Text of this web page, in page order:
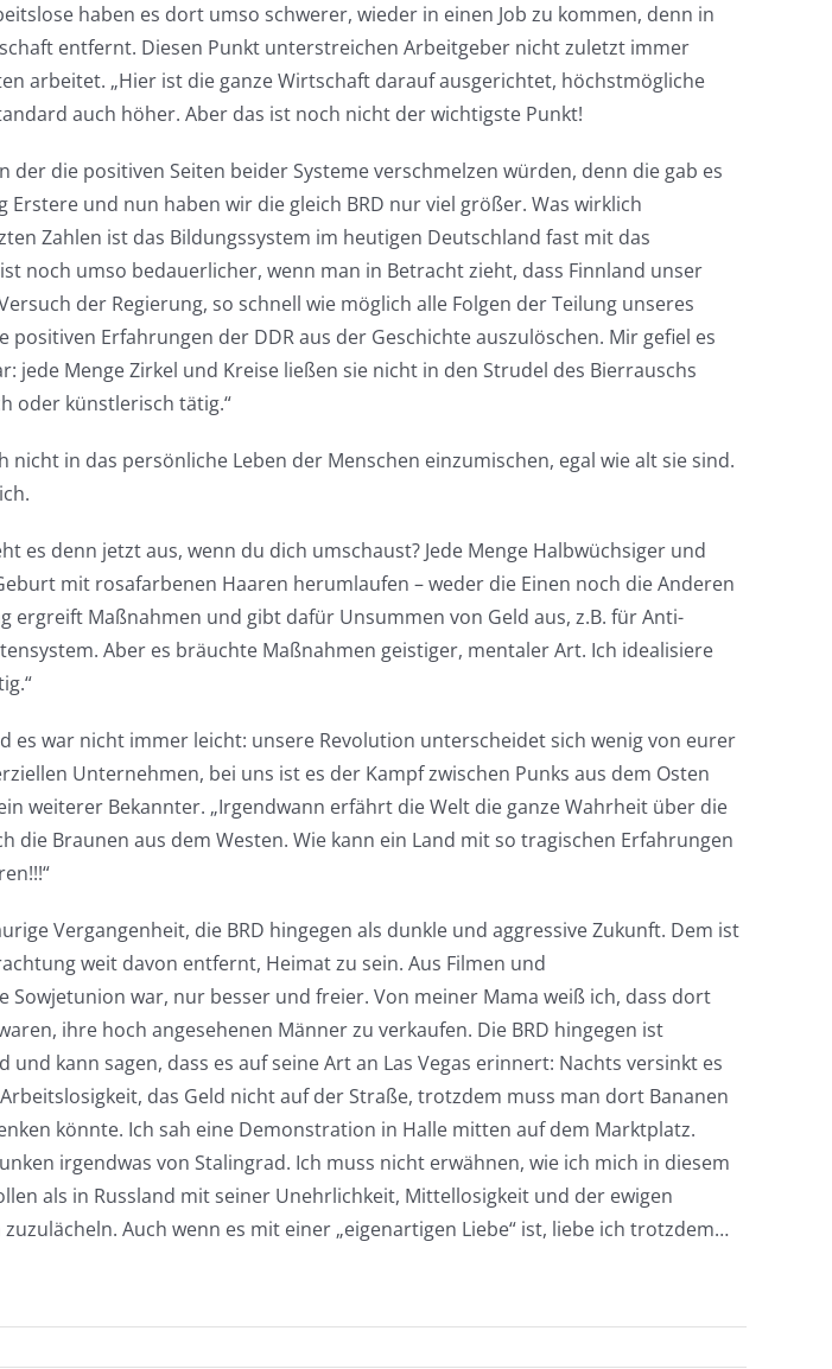
haben es dort umso schwerer, wieder in einen Job zu kommen, denn in
entfernt. Diesen Punkt unterstreichen Arbeitgeber nicht zuletzt immer
arbeitet. „Hier ist die ganze Wirtschaft darauf ausgerichtet, höchstmögliche
auch höher. Aber das ist noch nicht der wichtigste Punkt!
die positiven Seiten beider Systeme verschmelzen würden, denn die gab es
und nun haben wir die gleich BRD nur viel größer. Was wirklich
Zahlen ist das Bildungssystem im heutigen Deutschland fast mit das
noch umso bedauerlicher, wenn man in Betracht zieht, dass Finnland unser
der Regierung, so schnell wie möglich alle Folgen der Teilung unseres
Erfahrungen der DDR aus der Geschichte auszulöschen. Mir gefiel es
Menge Zirkel und Kreise ließen sie nicht in den Strudel des Bierrauschs
oder künstlerisch tätig.“
in das persönliche Leben der Menschen einzumischen, egal wie alt sie sind.
es denn jetzt aus, wenn du dich umschaust? Jede Menge Halbwüchsiger und
mit rosafarbenen Haaren herumlaufen – weder die Einen noch die Anderen
ergreift Maßnahmen und gibt dafür Unsummen von Geld aus, z.B. für Anti-
Aber es bräuchte Maßnahmen geistiger, mentaler Art. Ich idealisiere
war nicht immer leicht: unsere Revolution unterscheidet sich wenig von eurer
Unternehmen, bei uns ist es der Kampf zwischen Punks aus dem Osten
weiterer Bekannter. „Irgendwann erfährt die Welt die ganze Wahrheit über die
Braunen aus dem Westen. Wie kann ein Land mit so tragischen Erfahrungen
Vergangenheit, die BRD hingegen als dunkle und aggressive Zukunft. Dem ist
weit davon entfernt, Heimat zu sein. Aus Filmen und
war, nur besser und freier. Von meiner Mama weiß ich, dass dort
ihre hoch angesehenen Männer zu verkaufen. Die BRD hingegen ist
kann sagen, dass es auf seine Art an Las Vegas erinnert: Nachts versinkt es
das Geld nicht auf der Straße, trotzdem muss man dort Bananen
könnte. Ich sah eine Demonstration in Halle mitten auf dem Marktplatz.
irgendwas von Stalingrad. Ich muss nicht erwähnen, wie ich mich in diesem
als in Russland mit seiner Unehrlichkeit, Mittellosigkeit und der ewigen
Auch wenn es mit einer „eigenartigen Liebe“ ist, liebe ich trotzdem…